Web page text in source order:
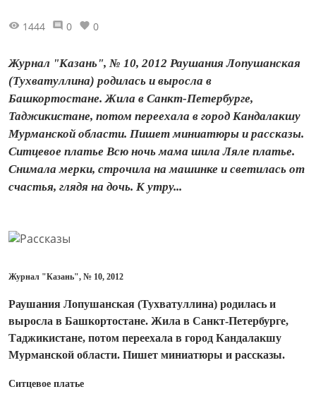
1444 0 0
Журнал "Казань", № 10, 2012 Раушания Лопушанская
(Тухватуллина) родилась и выросла в
Башкортостане. Жила в Санкт-Петербурге,
Таджикистане, потом переехала в город Кандалакшу
Мурманской области. Пишет миниатюры и рассказы.
Ситцевое платье Всю ночь мама шила Ляле платье.
Снимала мерки, строчила на машинке и светилась от
счастья, глядя на дочь. К утру...
Журнал "Казань", № 10, 2012
Раушания Лопушанская (Тухватуллина) родилась и
выросла в Башкортостане. Жила в Санкт-Петербурге,
Таджикистане, потом переехала в город Кандалакшу
Мурманской области. Пишет миниатюры и рассказы.
Ситцевое платье